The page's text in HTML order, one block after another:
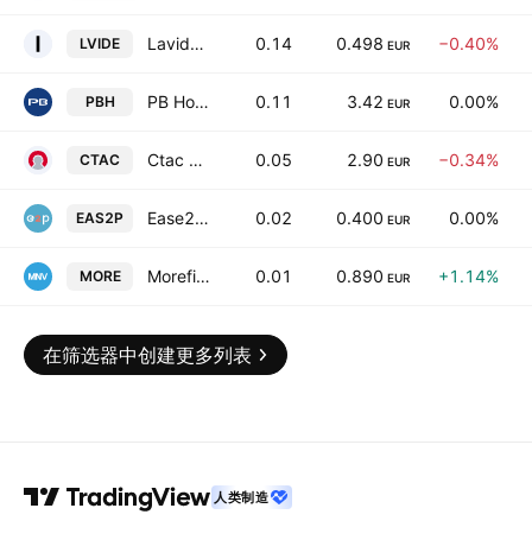
LVIDE Lavide Holding N.V. 0.14 0.498 EUR −0.40%
PBH PB Holding NV 0.11 3.42 EUR 0.00%
CTAC Ctac NV 0.05 2.90 EUR −0.34%
EAS2P Ease2pay N.V. 0.02 0.400 EUR 0.00%
MORE Morefield Group N.V. 0.01 0.890 EUR +1.14%
在筛选器中创建更多列表
人类制造